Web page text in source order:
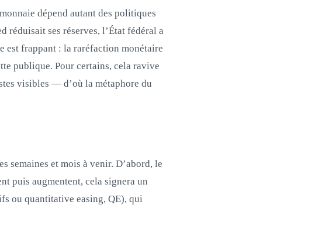
dépend autant des politiques
réduisait ses réserves, l’État fédéral a
est frappant : la raréfaction monétaire
publique. Pour certains, cela ravive
visibles — d’où la métaphore du
semaines et mois à venir. D’abord, le
puis augmentent, cela signera un
ou quantitative easing, QE), qui